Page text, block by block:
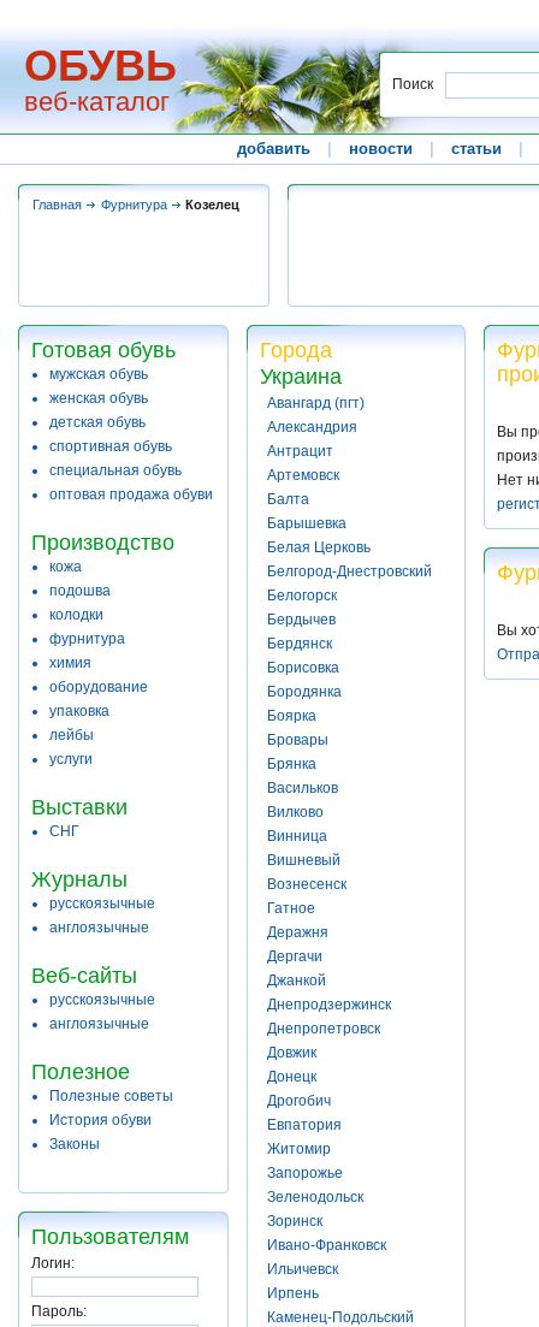
ОБУВЬ
веб-каталог
Поиск
добавить новости статьи
Главная Фурнитура Козелец
Готовая обувь
мужская обувь
женская обувь
детская обувь
спортивная обувь
специальная обувь
оптовая продажа обуви
Производство
кожа
подошва
колодки
фурнитура
химия
оборудование
упаковка
лейбы
услуги
Выставки
СНГ
Журналы
русскоязычные
англоязычные
Веб-сайты
русскоязычные
англоязычные
Полезное
Полезные советы
История обуви
Законы
Пользователям
Логин:
Пароль:
Города
Украина
Авангард (пгт)
Александрия
Антрацит
Артемовск
Балта
Барышевка
Белая Церковь
Белгород-Днестровский
Белогорск
Бердычев
Бердянск
Борисовка
Бородянка
Боярка
Бровары
Брянка
Васильков
Вилково
Винница
Вишневый
Вознесенск
Гатное
Деражня
Дергачи
Джанкой
Днепродзержинск
Днепропетровск
Довжик
Донецк
Дрогобич
Евпатория
Житомир
Запорожье
Зеленодольск
Зоринск
Ивано-Франковск
Ильичевск
Ирпень
Каменец-Подольский
Вы
Нет
Вы